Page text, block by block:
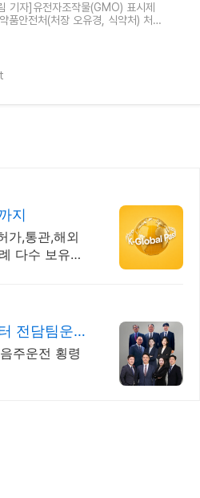
기자]유전자조작물(GMO) 표시제
품안전처(처장 오유경, 식약처) 처장
지
가,통관,해외
다수 보유한
전담팀운
주운전 횡령